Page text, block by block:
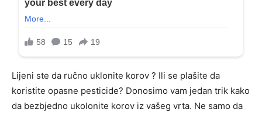
Lijeni ste da ručno uklonite korov ? Ili se plašite da
koristite opasne pesticide? Donosimo vam jedan trik kako
da bezbjedno ukolonite korov iz vašeg vrta. Ne samo da